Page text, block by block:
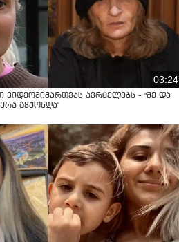
03:24
ვიდეომიმართვას ავრცელებს - "მე და
გვქონდა"